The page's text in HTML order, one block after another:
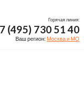
Горячая линия:
(495) 730 51 40
Ваш регион: Москва и МО